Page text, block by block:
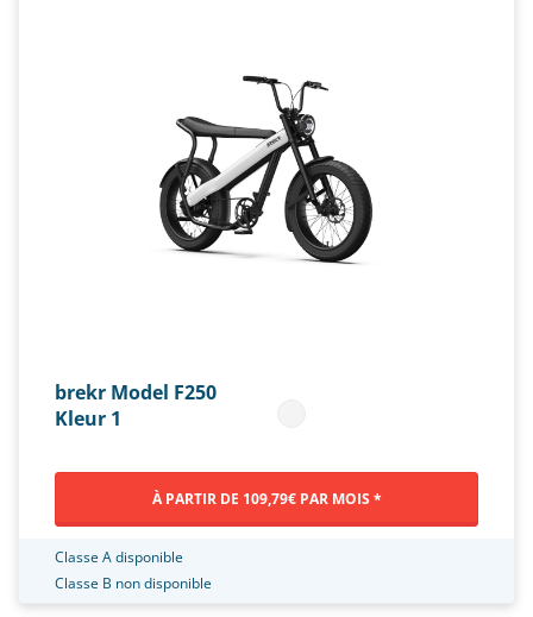
brekr Model F250
Kleur 1
À PARTIR DE 109,79€ PAR MOIS *
Classe A disponible
Classe B non disponible